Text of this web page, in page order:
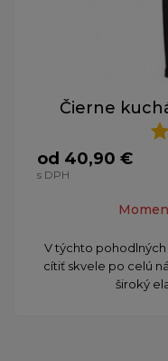
Čierne
od 40,90 €
s DPH
V týchto
cítiť skvele po celú
široký